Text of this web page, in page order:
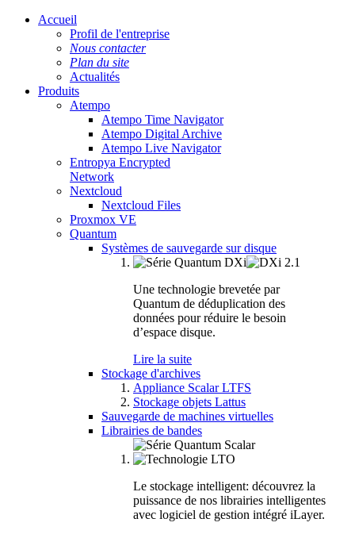
Accueil
Profil de l'entreprise
Nous contacter
Plan du site
Actualités
Produits
Atempo
Atempo Time Navigator
Atempo Digital Archive
Atempo Live Navigator
Entropya Encrypted
Network
Nextcloud
Nextcloud Files
Proxmox VE
Quantum
Systèmes de sauvegarde sur disque
Une technologie brevetée par
Quantum de déduplication des
données pour réduire le besoin
d’espace disque.
Lire la suite
Stockage d'archives
Appliance Scalar LTFS
Stockage objets Lattus
Sauvegarde de machines virtuelles
Librairies de bandes
Le stockage intelligent: découvrez la
puissance de nos librairies intelligentes
avec logiciel de gestion intégré iLayer.